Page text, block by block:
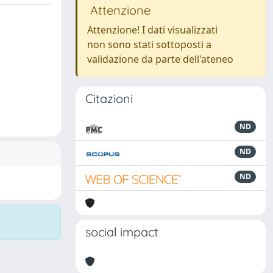
Attenzione
Attenzione! I dati visualizzati
non sono stati sottoposti a
validazione da parte dell'ateneo
Citazioni
ND
ND
ND
social impact